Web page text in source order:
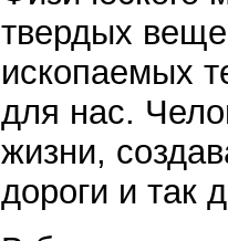
твердых
ископаемых
для нас.
жизни,
дороги и так